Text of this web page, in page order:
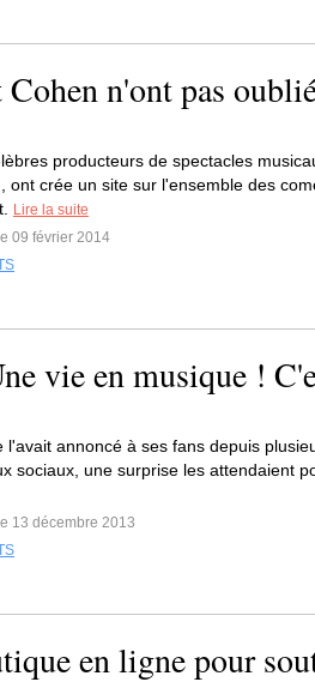
n'ont pas
producteurs de spectacles
ont crée un site sur l'ensemble des
Lire la suite
09 février 2014
vie en musique !
l'avait annoncé à ses fans depuis
sociaux, une surprise les attendaient
13 décembre 2013
en ligne pour